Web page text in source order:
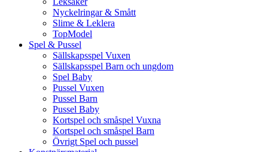
Nyckelringar & Smått
Slime & Leklera
TopModel
Spel & Pussel
Sällskapsspel Vuxen
Sällskapsspel Barn och ungdom
Spel Baby
Pussel Vuxen
Pussel Barn
Pussel Baby
Kortspel och småspel Vuxna
Kortspel och småspel Barn
Övrigt Spel och pussel